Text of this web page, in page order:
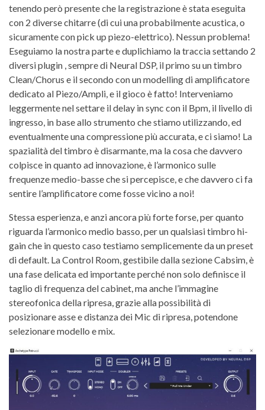
tenendo però presente che la registrazione è stata eseguita
con 2 diverse chitarre (di cui una probabilmente acustica, o
sicuramente con pick up piezo-elettrico). Nessun problema!
Eseguiamo la nostra parte e duplichiamo la traccia settando 2
diversi plugin , sempre di Neural DSP, il primo su un timbro
Clean/Chorus e il secondo con un modelling di amplificatore
dedicato al Piezo/Ampli, e il gioco è fatto! Interveniamo
leggermente nel settare il delay in sync con il Bpm, il livello di
ingresso, in base allo strumento che stiamo utilizzando, ed
eventualmente una compressione più accurata, e ci siamo! La
spazialità del timbro è disarmante, ma la cosa che davvero
colpisce in quanto ad innovazione, è l’armonico sulle
frequenze medio-basse che si percepisce, e che davvero ci fa
sentire l’amplificatore come fosse vicino a noi!
Stessa esperienza, e anzi ancora più forte forse, per quanto
riguarda l’armonico medio basso, per un qualsiasi timbro hi-
gain che in questo caso testiamo semplicemente da un preset
di default. La Control Room, gestibile dalla sezione Cabsim, è
una fase delicata ed importante perché non solo definisce il
taglio di frequenza del cabinet, ma anche l’immagine
stereofonica della ripresa, grazie alla possibilità di
posizionare asse e distanza dei Mic di ripresa, potendone
selezionare modello e mix.